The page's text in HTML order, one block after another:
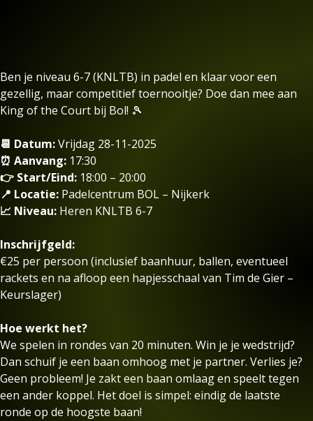
Ben je niveau 6-7 (KNLTB) in padel en klaar voor een
gezellig, maar competitief toernooitje? Doe dan mee aan
King of the Court bij Bol! 🎾
📆 Datum:Vrijdag 28-11-2025
⏰ Aanvang: 17:30
👉 Start/Eind: 18:00 – 20:00
📍 Locatie: Padelcentrum BOL – Nijkerk
📈 Niveau: Heren KNLTB 6-7
Inschrijfgeld:
€25 per persoon (inclusief baanhuur, ballen, eventueel
rackets en na afloop een hapjesschaal van Tim de Gier –
Keurslager)
Hoe werkt het?
We spelen in rondes van 20 minuten. Win je je wedstrijd?
Dan schuif je een baan omhoog met je partner. Verlies je?
Geen probleem! Je zakt een baan omlaag en speelt tegen
een ander koppel. Het doel is simpel: eindig de laatste
ronde op de hoogste baan!